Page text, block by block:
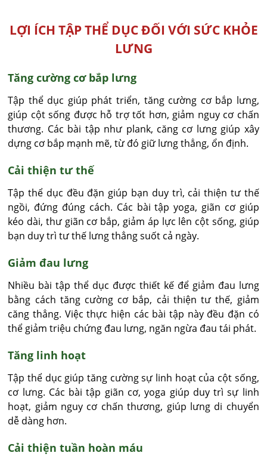
LỢI ÍCH TẬP THỂ DỤC ĐỐI VỚI SỨC KHỎE
LƯNG
Tăng cường cơ bắp lưng
Tập thể dục giúp phát triển, tăng cường cơ bắp lưng,
giúp cột sống được hỗ trợ tốt hơn, giảm nguy cơ chấn
thương. Các bài tập như plank, căng cơ lưng giúp xây
dựng cơ bắp mạnh mẽ, từ đó giữ lưng thẳng, ổn định.
Cải thiện tư thế
Tập thể dục đều đặn giúp bạn duy trì, cải thiện tư thế
ngồi, đứng đúng cách. Các bài tập yoga, giãn cơ giúp
kéo dài, thư giãn cơ bắp, giảm áp lực lên cột sống, giúp
bạn duy trì tư thế lưng thẳng suốt cả ngày.
Giảm đau lưng
Nhiều bài tập thể dục được thiết kế để giảm đau lưng
bằng cách tăng cường cơ bắp, cải thiện tư thế, giảm
căng thẳng. Việc thực hiện các bài tập này đều đặn có
thể giảm triệu chứng đau lưng, ngăn ngừa đau tái phát.
Tăng linh hoạt
Tập thể dục giúp tăng cường sự linh hoạt của cột sống,
cơ lưng. Các bài tập giãn cơ, yoga giúp duy trì sự linh
hoạt, giảm nguy cơ chấn thương, giúp lưng di chuyển
dễ dàng hơn.
Cải thiện tuần hoàn máu